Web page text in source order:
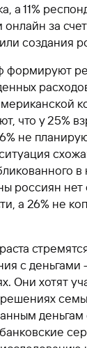
а 11%
онлайн за
создания
формируют
что у 25%
не
в
россиян
а 26% не
с деньгами
Они хотят
деньгам